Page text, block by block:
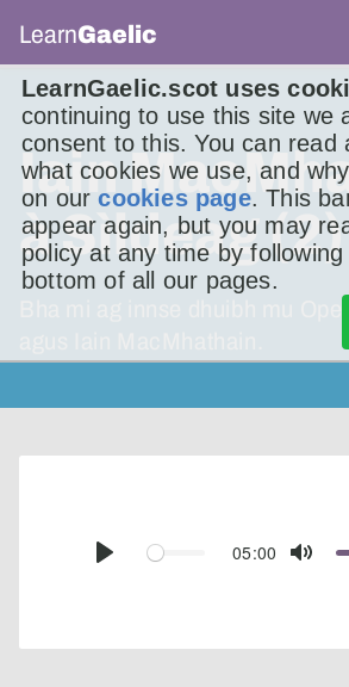
LearnGaelic.scot uses
continuing to use this site we
consent to this. You can read
what cookies we use, and
on ourcookies page. This
appear again, but you may
policy at any time by
bottom of all our pages.
LearnGaelic
Iain
à Sìldeag (2)
Bha mi ag innse dhuibh mu
Play
05:00
Mute